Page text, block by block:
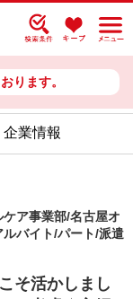
ります。
企業情報
ア事業部/名古屋オ
バイト/パート/派遣
そ活かしまし